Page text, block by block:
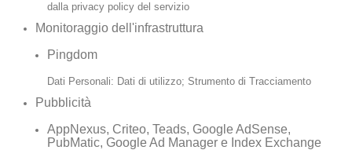
dalla privacy policy del servizio
Monitoraggio dell'infrastruttura
Pingdom
Dati Personali: Dati di utilizzo; Strumento di Tracciamento
Pubblicità
AppNexus, Criteo, Teads, Google AdSense,
PubMatic, Google Ad Manager e Index Exchange